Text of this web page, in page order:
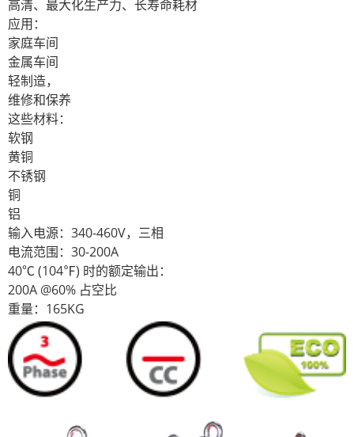
高清、最大化生产力、长寿命耗材
应用：
家庭车间
金属车间
轻制造，
维修和保养
这些材料：
软钢
黄铜
不锈钢
铜
铝
输入电源：340-460V，三相
电流范围：30-200A
40℃ (104℉) 时的额定输出：
200A @60% 占空比
重量：165KG